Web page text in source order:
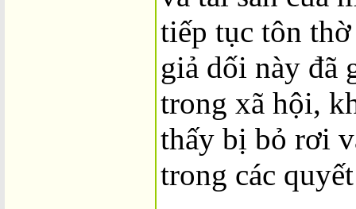
tiếp tục tôn
giả dối này đã
trong xã hội,
thấy bị bỏ rơi
trong các